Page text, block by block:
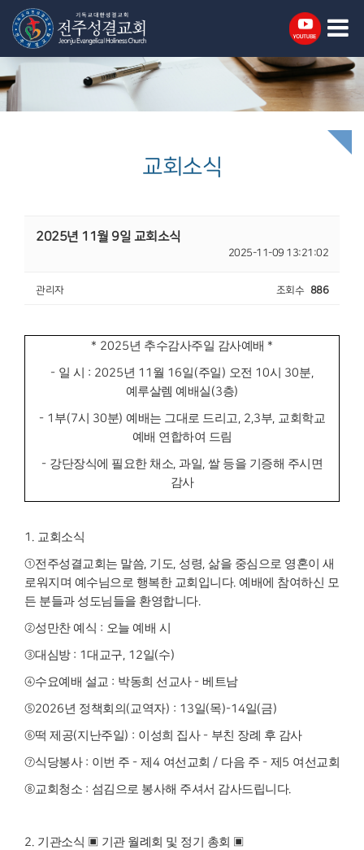
교회소식
2025년 11월 9일 교회소식
2025-11-09 13:21:02
관리자 조회수 886
* 2025년 추수감사주일 감사예배 *
- 일 시 : 2025년 11 월 16일(주일) 오전 10시 30분,
예루살렘 예배실(3층)
- 1 부(7시 30분) 예배는 그대로 드리고, 2,3부, 교회학교
예배 연합하여 드림
- 강단장식에 필요한 채소, 과일, 쌀 등을 기증해 주시면
감사
1 . 교회소식
①전주성결교회는 말씀, 기도, 성령, 삶을 중심으로 영혼이 새
로워지며 예수님으 로 행복한 교회입니다. 예배에 참여하신 모
든 분들과 성도님들을 환영합니다.
②성만찬 예식 : 오늘 예배 시
③대심방 : 1대교구, 12일(수)
④수요예배 설교 : 박동희 선교사 - 베트남
⑤2026년 정책회의 (교역자) : 13일(목)-14일(금)
⑥떡 제공(지난주일) : 이성희 집사 - 부친 장례 후 감사
⑦식당봉사 : 이번 주 - 제 4 여선교회 / 다음 주 - 제 5 여선교회
⑧교회청소 : 섬김으로 봉사해 주셔서 감사드립니다.
2. 기관소식 ▣ 기관 월례회 및 정기 총회 ▣